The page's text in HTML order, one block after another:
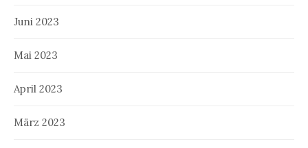
Juni 2023
Mai 2023
April 2023
März 2023